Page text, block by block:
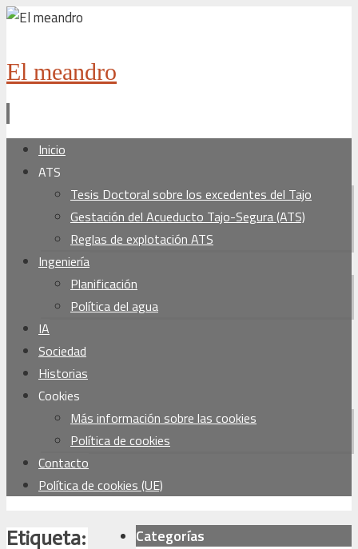
El meandro
contenido
Inicio
ATS
Tesis Doctoral sobre los excedentes del Tajo
Gestación del Acueducto Tajo-Segura (ATS)
Reglas de explotación ATS
Ingeniería
Planificación
Política del agua
IA
Sociedad
Historias
Cookies
Más información sobre las cookies
Política de cookies
Contacto
Política de cookies (UE)
Etiqueta:
Categorías